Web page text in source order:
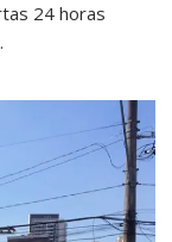
24 horas